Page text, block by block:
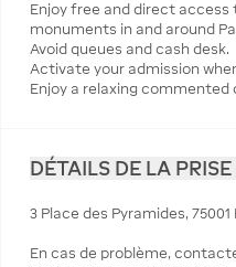
Enjoy free and direct access
monuments in and around
Avoid queues and cash desk.
Activate your admission
Enjoy a relaxing commented
DÉTAILS DE LA
3 Place des Pyramides,
En cas de problème,